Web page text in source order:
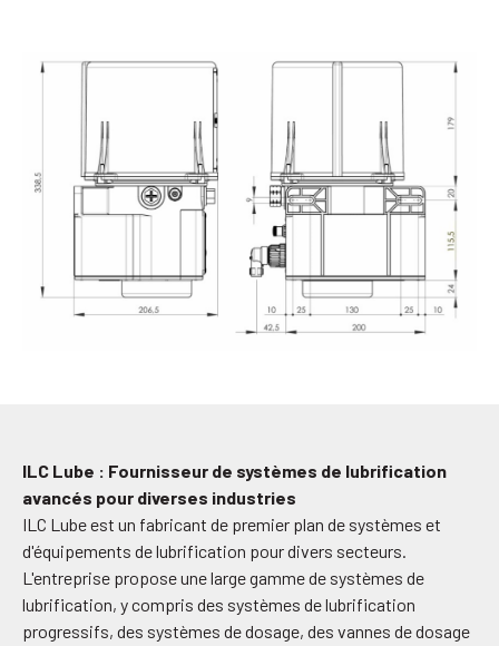
ILC Lube : Fournisseur de systèmes de lubrification
avancés pour diverses industries
ILC Lube est un fabricant de premier plan de systèmes et
d'équipements de lubrification pour divers secteurs.
L'entreprise propose une large gamme de systèmes de
lubrification, y compris des systèmes de lubrification
progressifs, des systèmes de dosage, des vannes de dosage